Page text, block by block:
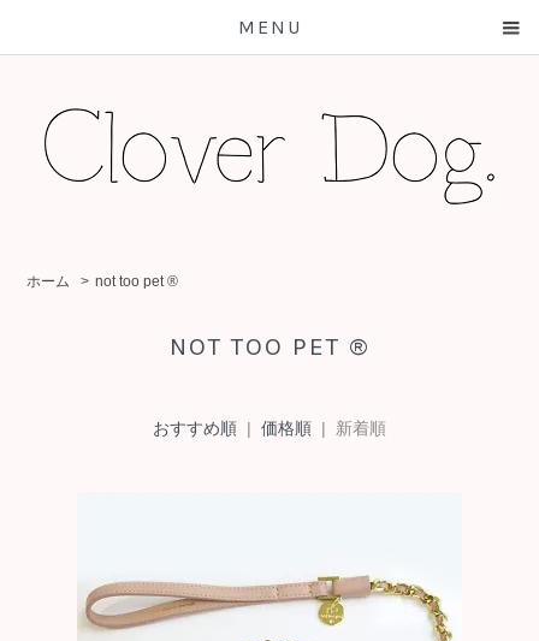
MENU
ホーム > not too pet ®
NOT TOO PET ®
おすすめ順 | 価格順 | 新着順